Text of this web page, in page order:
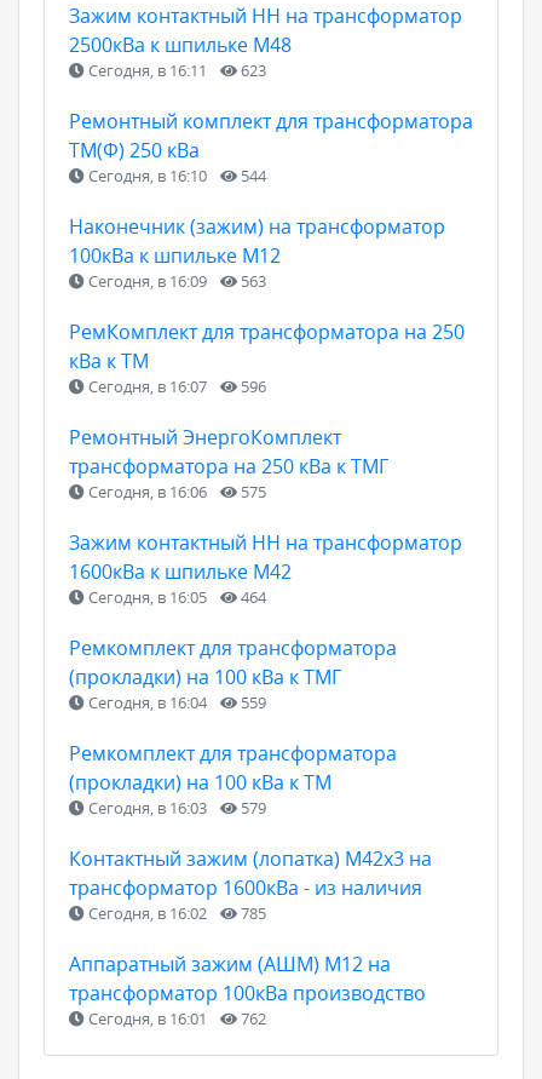
Зажим контактный НН на трансформатор
2500кВа к шпильке М48
Сегодня, в 16:11 623
Ремонтный комплект для трансформатора
ТМ(Ф) 250 кВа
Сегодня, в 16:10 544
Наконечник (зажим) на трансформатор
100кВа к шпильке М12
Сегодня, в 16:09 563
РемКомплект для трансформатора на 250
кВа к ТМ
Сегодня, в 16:07 596
Ремонтный ЭнергоКомплект
трансформатора на 250 кВа к ТМГ
Сегодня, в 16:06 575
Зажим контактный НН на трансформатор
1600кВа к шпильке М42
Сегодня, в 16:05 464
Ремкомплект для трансформатора
(прокладки) на 100 кВа к ТМГ
Сегодня, в 16:04 559
Ремкомплект для трансформатора
(прокладки) на 100 кВа к ТМ
Сегодня, в 16:03 579
Контактный зажим (лопатка) М42х3 на
трансформатор 1600кВа - из наличия
Сегодня, в 16:02 785
Аппаратный зажим (АШМ) М12 на
трансформатор 100кВа производство
Сегодня, в 16:01 762